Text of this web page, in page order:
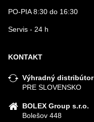
PO-PIA 8:30 do 16:30
Servis - 24 h
KONTAKT
Výhradný distribútor
PRE SLOVENSKO
BOLEX Group s.r.o.
Bolešov 448